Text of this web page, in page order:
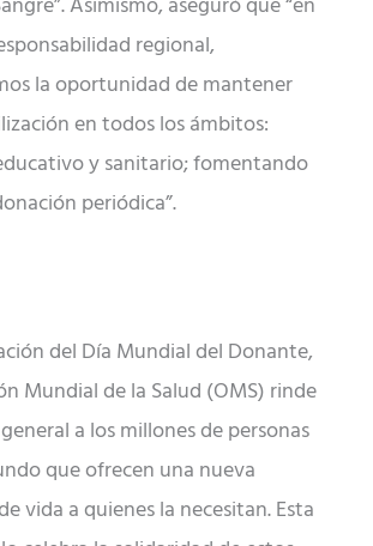
regional,
la oportunidad de mantener
en todos los ámbitos:
y sanitario; fomentando
periódica”.
del Día Mundial del Donante,
Mundial de la Salud (OMS) rinde
a los millones de personas
que ofrecen una nueva
vida a quienes la necesitan. Esta